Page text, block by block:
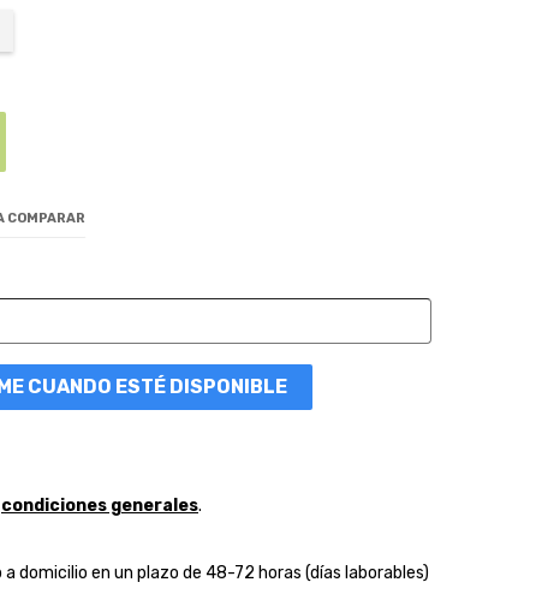
COMPARAR
CUANDO ESTÉ DISPONIBLE
condiciones generales.
domicilio en un plazo de 48-72 horas (días laborables)